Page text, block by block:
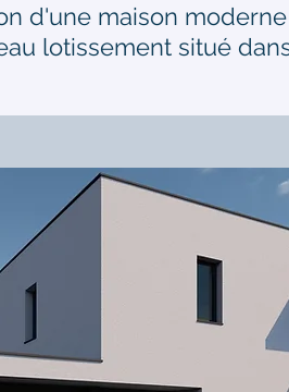
d'une maison
lotissement situé